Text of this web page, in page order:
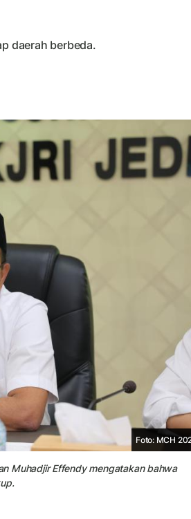
daerah berbeda.
Foto: MCH
Muhadjir Effendy mengatakan bahwa